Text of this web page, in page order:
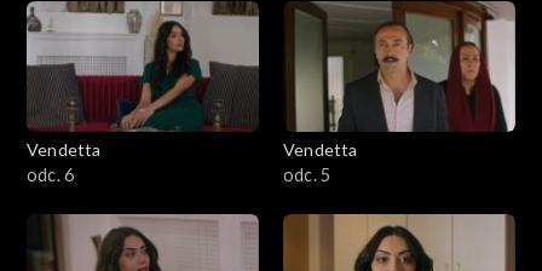
Vendetta
odc. 6
Vendetta
odc. 5